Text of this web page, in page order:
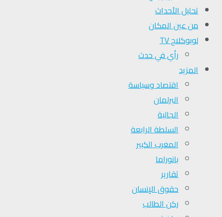
تحلیل الأحداث
من عين المكان
لوبوكلاج TV
رأي في حدث
المزيد
اقتصاد وسياسة
البرلمان
الجالية
السلطة الرابعة
المغرب الكبير
بانوراما
تقارير
حقوق الإنسان
ركن الطالب